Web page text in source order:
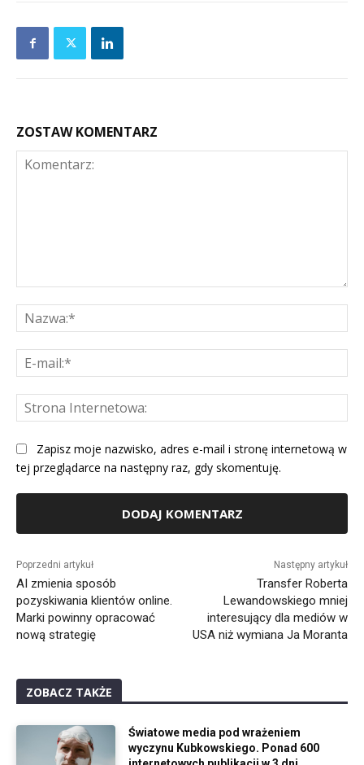
ZOSTAW KOMENTARZ
Zapisz moje nazwisko, adres e-mail i stronę internetową w
tej przeglądarce na następny raz, gdy skomentuję.
Poprzedni artykuł
AI zmienia sposób
pozyskiwania klientów online.
Marki powinny opracować
nową strategię
Następny artykuł
Transfer Roberta
Lewandowskiego mniej
interesujący dla mediów w
USA niż wymiana Ja Moranta
ZOBACZ TAKŻE
Światowe media pod wrażeniem
wyczynu Kubkowskiego. Ponad 600